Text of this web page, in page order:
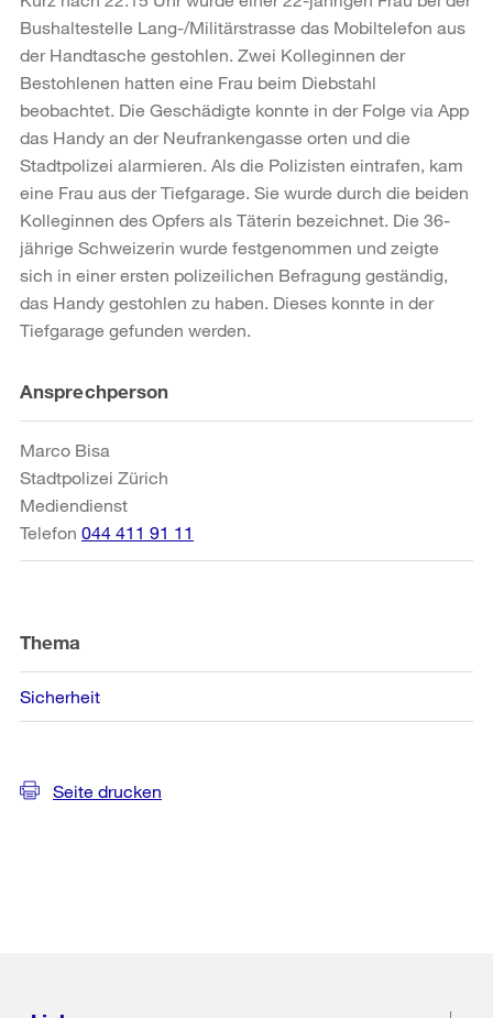
Bushaltestelle Lang-/Militärstrasse das Mobiltelefon aus
der Handtasche gestohlen. Zwei Kolleginnen der
Bestohlenen hatten eine Frau beim Diebstahl
beobachtet. Die Geschädigte konnte in der Folge via App
das Handy an der Neufrankengasse orten und die
Stadtpolizei alarmieren. Als die Polizisten eintrafen, kam
eine Frau aus der Tiefgarage. Sie wurde durch die beiden
Kolleginnen des Opfers als Täterin bezeichnet. Die 36-
jährige Schweizerin wurde festgenommen und zeigte
sich in einer ersten polizeilichen Befragung geständig,
das Handy gestohlen zu haben. Dieses konnte in der
Tiefgarage gefunden werden.
Weitere
Informationen
Ansprechperson
Marco Bisa
Stadtpolizei Zürich
Mediendienst
Telefon 044 411 91 11
Thema
Sicherheit
Seite drucken